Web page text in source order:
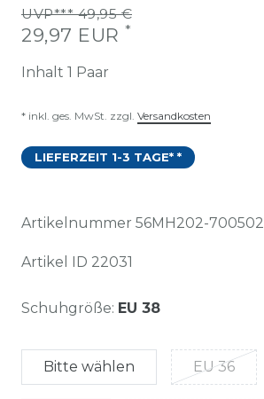
UVP*** 49,95 €
29,97 EUR *
Inhalt 1 Paar
* inkl. ges. MwSt. zzgl. Versandkosten
LIEFERZEIT 1-3 TAGE* *
Artikelnummer 56MH202-700502
Artikel ID 22031
Schuhgröße: EU 38
Bitte wählen EU 36